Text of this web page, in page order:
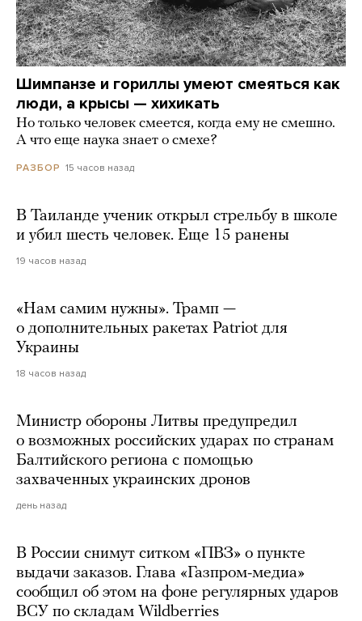
Шимпанзе и гориллы умеют смеяться как
люди, а крысы — хихикать
Но только человек смеется, когда ему не смешно.
А что еще наука знает о смехе?
РАЗБОР 15 часов назад
В Таиланде ученик открыл стрельбу в школе
и убил шесть человек. Еще 15 ранены
19 часов назад
«Нам самим нужны». Трамп —
о дополнительных ракетах Patriot для
Украины
18 часов назад
Министр обороны Литвы предупредил
о возможных российских ударах по странам
Балтийского региона с помощью
захваченных украинских дронов
день назад
В России снимут ситком «ПВЗ» о пункте
выдачи заказов. Глава «Газпром-медиа»
сообщил об этом на фоне регулярных ударов
ВСУ по складам Wildberries